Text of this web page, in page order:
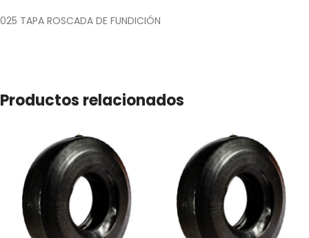
025 TAPA ROSCADA DE FUNDICIÓN
Productos relacionados